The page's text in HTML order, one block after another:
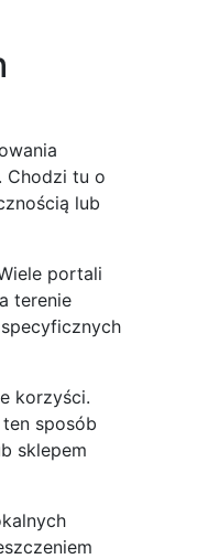
Chodzi tu o
lub
portali
terenie
korzyści.
sposób
sklepem